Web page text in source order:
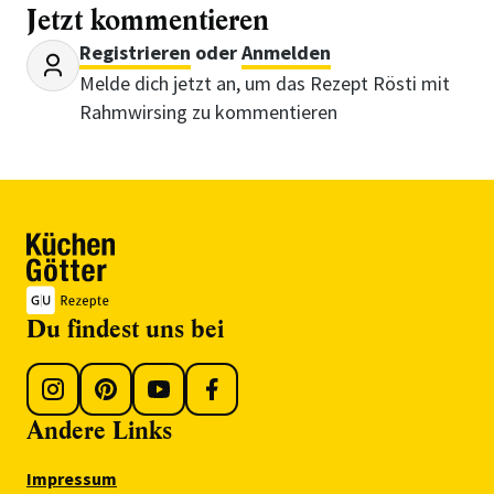
Jetzt kommentieren
Registrieren oderAnmelden
Melde dich jetzt an, um das Rezept Rösti mit
Rahmwirsing zu kommentieren
Du findest uns bei
Andere Links
Impressum